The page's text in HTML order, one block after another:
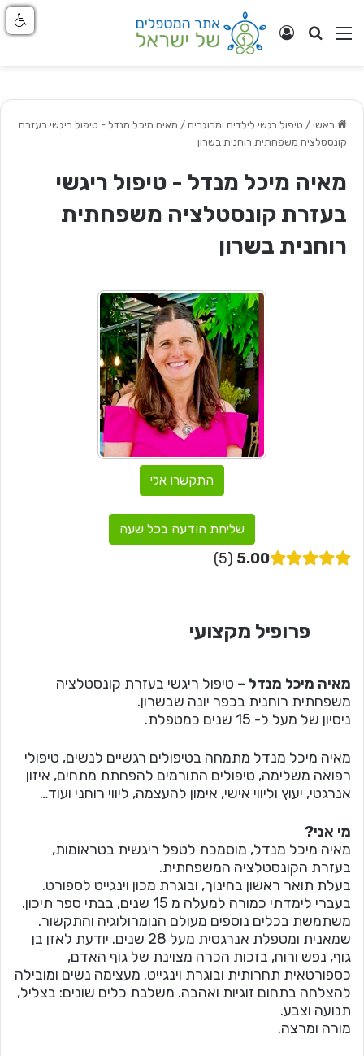
ניווט באתר
חפש התחבר
ראשי / טיפול רגשי לילדים ומבוגרים / מאיה מיכל מנדל - טיפול ריגשי בעזרת
קונסטלציה משפחתית רוחנית בשרון
מאיה מיכל מנדל - טיפול ריגשי
בעזרת קונסטלציה משפחתית
רוחנית בשרון
התקשרו אלי
שליחת הודעה בכל שעה
5.00
5
פרופיל מקצועי
מאיה מיכל מנדל – טיפול ריגשי בעזרת קונסטלציה
משפחתית רוחנית בכפר יונה שבשרון.
ניסיון של מעל ל- 15 שנים כמטפלת.
מאיה מיכל מנדל מתמחה בטיפולים רגשיים לנשים, טיפולי
רפואה משלימה, טיפולים התורמים להפחתת מתחים, איזון
אנרגטי, יעוץ וליווי אישי, אימון להעצמה, ליווי רוחני ועוד…
מי אני?
מאיה מיכל מנדל, מוסמכת לטפל ריגשית בטראומות,
בעזרת הקונסטלציה המשפחתית.
בעלת תואר ראשון בחינוך, ובוגרת מכון וינגייט לספורט.
בעברי לימדתי כמורה למעלה מ 15 שנים, בבתי ספר תיכון.
משתמשת בכלים נוספים מעולם הנומרולוגיה והתקשור.
שמאנית ומטפלת אנרגטית מעל 28 שנים. יודעת לאזן בן
גוף, נפש ורוח, בזכות הכרה מצוינת של גוף האדם,
כספורטאית תחרותית ובוגרת וינגייט. מעצימה נשים ומובילה
להצלחה בתחום זוגיות ואהבה. משלבת כלים שונים: בצליל,
תנועה וצבע.
מורה ומרצה.